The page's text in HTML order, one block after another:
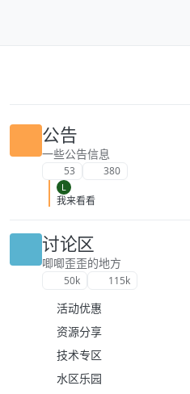
公告
一些公告信息
53 380
L
我来看看
讨论区
唧唧歪歪的地方
50k 115k
活动优惠
资源分享
技术专区
水区乐园